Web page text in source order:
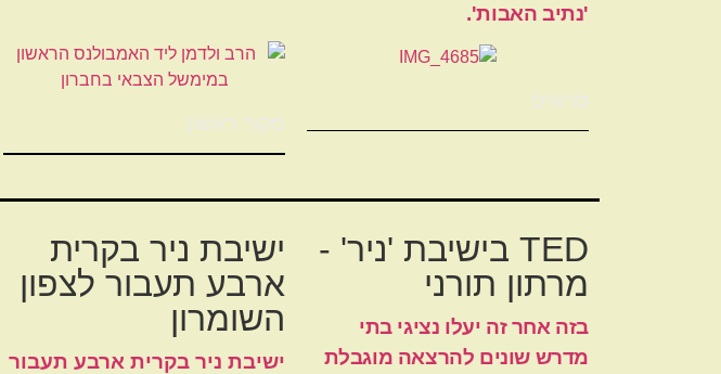
'נתיב האבות'.
סרוגים
מקור ראשון
TED בישיבת 'ניר' -
מרתון תורני
בזה אחר זה יעלו נציגי בתי
מדרש שונים להרצאה מוגבלת
ישיבת ניר בקרית
ארבע תעבור לצפון
השומרון
ישיבת ניר בקרית ארבע תעבור